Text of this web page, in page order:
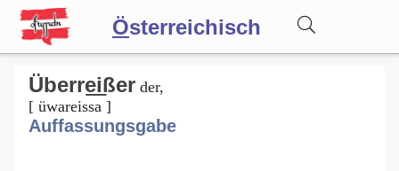
Österreichisch
Wörterbuch
Forum
Überre͟ißer der,
[ üwareissa ]
Auffassungsgabe